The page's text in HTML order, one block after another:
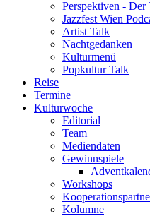
Perspektiven - Der
Jazzfest Wien
Artist Talk
Nachtgedanken
Kulturmenü
Popkultur Talk
Reise
Termine
Kulturwoche
Editorial
Team
Mediendaten
Gewinnspiele
Workshops
Kolumne